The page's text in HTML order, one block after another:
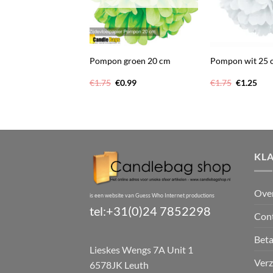
+
Pompon groen 20 cm
€1.75 Oorspronkelijke
€0.99Huidige
Pompon wit 25
€1.75 €1.25
is een website van Guess Who Internet productions
tel:+31(0)24 7852298
Lieskes Wengs 7A Unit 1
6578JK Leuth